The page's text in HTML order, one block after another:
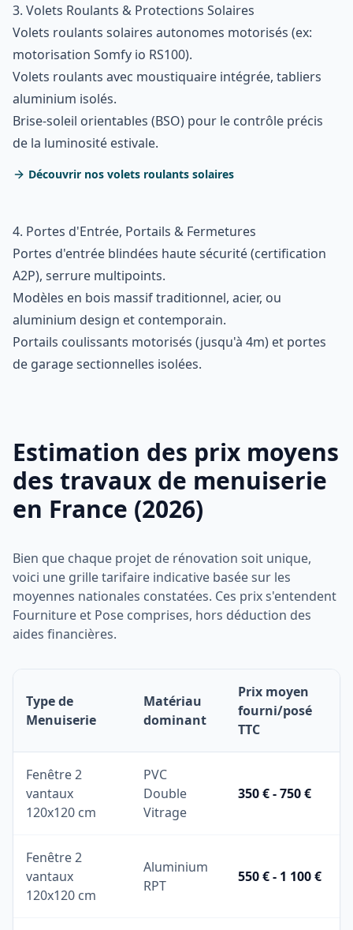
3. Volets Roulants & Protections Solaires
Volets roulants solaires autonomes motorisés (ex:
motorisation Somfy io RS100).
Volets roulants avec moustiquaire intégrée, tabliers
aluminium isolés.
Brise-soleil orientables (BSO) pour le contrôle précis
de la luminosité estivale.
Découvrir nos volets roulants solaires
4. Portes d'Entrée, Portails & Fermetures
Portes d'entrée blindées haute sécurité (certification
A2P), serrure multipoints.
Modèles en bois massif traditionnel, acier, ou
aluminium design et contemporain.
Portails coulissants motorisés (jusqu'à 4m) et portes
de garage sectionnelles isolées.
Estimation des prix moyens
des travaux de menuiserie
en France (2026)
Bien que chaque projet de rénovation soit unique,
voici une grille tarifaire indicative basée sur les
moyennes nationales constatées. Ces prix s'entendent
Fourniture et Pose comprises, hors déduction des
aides financières.
Type de
Menuiserie
Matériau
dominant
Prix moyen
fourni/posé
TTC
Fenêtre 2
vantaux
120x120 cm
PVC
Double
Vitrage
350 € - 750 €
Fenêtre 2
vantaux
120x120 cm
Aluminium
RPT
550 € - 1 100 €